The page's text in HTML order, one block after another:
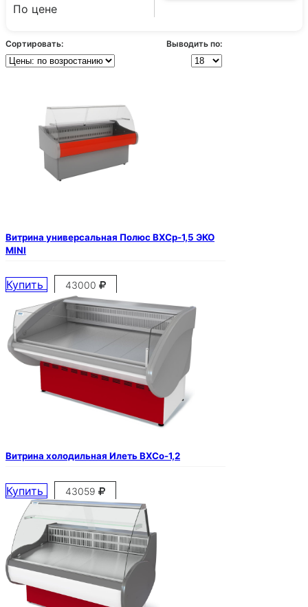
По цене
Сортировать: Выводить по:
Витрина универсальная Полюс ВХСр-1,5 ЭКО
MINI
Купить 43000
Витрина холодильная Илеть ВХСо-1,2
Купить 43059